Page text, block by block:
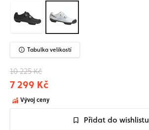
Tabulka velikostí
10 225 Kč
7 299 Kč
Vývoj ceny
Přidat do wishlistu